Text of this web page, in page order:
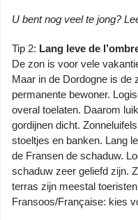
U bent nog veel te jong?
Tip 2: Lang leve de
De zon is voor vele
Maar in de Dordogne is de
permanente bewoner.
overal toelaten. Daarom
gordijnen dicht.
stoeltjes en banken. Lang
de Fransen de schaduw.
schaduw zeer geliefd zijn.
terras zijn meestal
Fransoos/Française: kies